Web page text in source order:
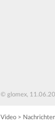
© glomex,
Video >